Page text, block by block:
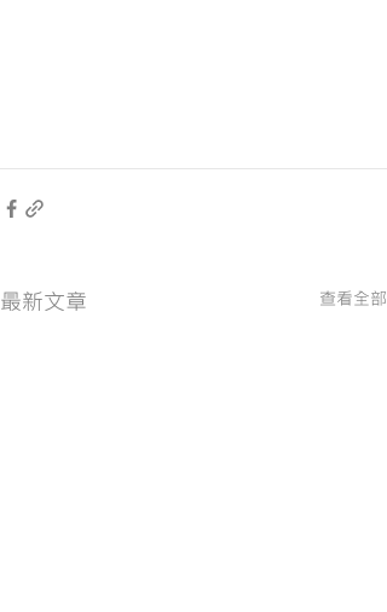
最新文章 查看全部